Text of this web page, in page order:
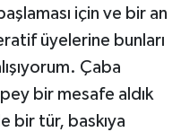
için ve bir an
üyelerine bunları
Çaba
bir mesafe aldık
bir tür, baskıya